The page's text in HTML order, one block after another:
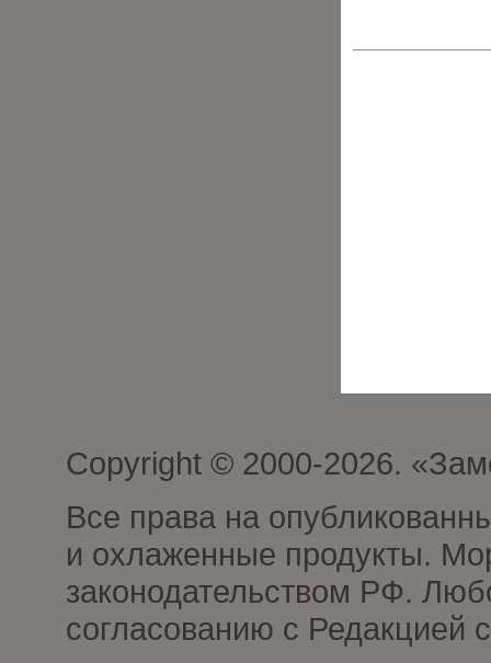
Copyright © 2000-2026.
Все права на
и охлаженные продукты.
законодательством РФ.
согласованию с Редакцией